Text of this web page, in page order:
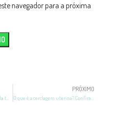
navegador para a próxima
PRÓXIMO